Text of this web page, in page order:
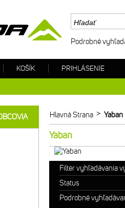
Hlavná Strana > Yaban
Yaban
Filter vyhľadávania
Status
Podrobné
Podrobné
KOŠÍK PRIHLÁSENIE